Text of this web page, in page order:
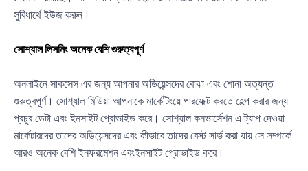
সুবিধার্থে ইউজ করুন।
সোশ্যাল লিসনিং অনেক বেশি গুরুত্বপূর্ণ
অনলাইনে সাকসেস এর জন্য আপনার অডিয়েন্সদের বোঝা এবং শোনা অত্যন্ত
গুরুত্বপূর্ণ। সোশ্যাল মিডিয়া আপনাকে মার্কেটিংয়ে পারফেক্ট করতে হেল্প করার জন্য
প্রচুর ডেটা এবং ইনসাইট প্রোভাইড করে। সোশ্যাল কনভার্সেশন এ ট্যাপ দেওয়া
মার্কেটারদের তাদের অডিয়েন্সদের এবং কীভাবে তাদের বেস্ট সার্ভ করা যায় সে সম্পর্কে
আরও অনেক বেশি ইনফরমেশন এবংইনসাইট প্রোভাইড করে।